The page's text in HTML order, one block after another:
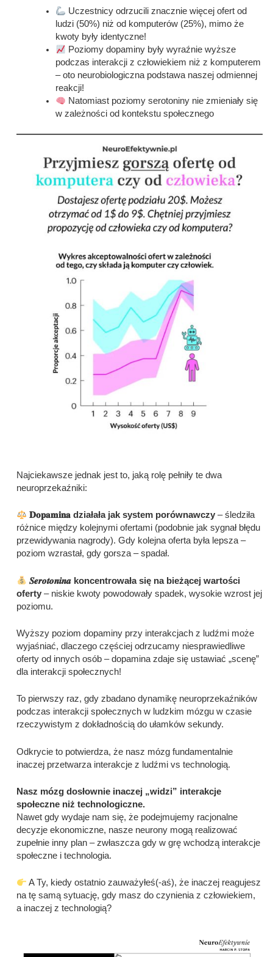
Uczestnicy odrzucili znacznie więcej ofert od
ludzi (50%) niż od komputerów (25%), mimo że
kwoty były identyczne!
Poziomy dopaminy były wyraźnie wyższe
podczas interakcji z człowiekiem niż z komputerem
– oto neurobiologiczna podstawa naszej odmiennej
reakcji!
Natomiast poziomy serotoniny nie zmieniały się
w zależności od kontekstu społecznego
Najciekawsze jednak jest to, jaką rolę pełniły te dwa
neuroprzekaźniki:
𝐃𝐨𝐩𝐚𝐦𝐢𝐧𝐚 działała jak system porównawczy – śledziła
różnice między kolejnymi ofertami (podobnie jak sygnał błędu
przewidywania nagrody). Gdy kolejna oferta była lepsza –
poziom wzrastał, gdy gorsza – spadał.
𝑺𝒆𝒓𝒐𝒕𝒐𝒏𝒊𝒏𝒂 koncentrowała się na bieżącej wartości
oferty – niskie kwoty powodowały spadek, wysokie wzrost jej
poziomu.
Wyższy poziom dopaminy przy interakcjach z ludźmi może
wyjaśniać, dlaczego częściej odrzucamy niesprawiedliwe
oferty od innych osób – dopamina zdaje się ustawiać „scenę”
dla interakcji społecznych!
To pierwszy raz, gdy zbadano dynamikę neuroprzekaźników
podczas interakcji społecznych w ludzkim mózgu w czasie
rzeczywistym z dokładnością do ułamków sekundy.
Odkrycie to potwierdza, że nasz mózg fundamentalnie
inaczej przetwarza interakcje z ludźmi vs technologią.
Nasz mózg dosłownie inaczej „widzi” interakcje
społeczne niż technologiczne.
Nawet gdy wydaje nam się, że podejmujemy racjonalne
decyzje ekonomiczne, nasze neurony mogą realizować
zupełnie inny plan – zwłaszcza gdy w grę wchodzą interakcje
społeczne i technologia.
A Ty, kiedy ostatnio zauważyłeś(-aś), że inaczej reagujesz
na tę samą sytuację, gdy masz do czynienia z człowiekiem,
a inaczej z technologią?